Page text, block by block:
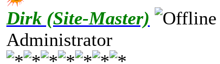
Dirk (Site-Master)
Administrator